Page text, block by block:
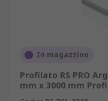
In magazzino
Profilato RS PRO
mm x 3000 mm